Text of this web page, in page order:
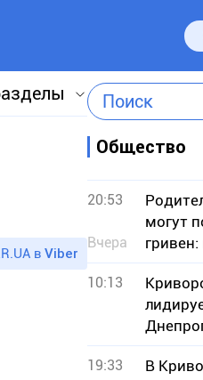
Поиск
в Viber
Общество
20:53
Вчера
могут
«Пакет
10:13
по
19:33
В